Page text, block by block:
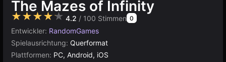
The Mazes of Infinity
★★★★★ 4.2 / 100 Stimmen 0
Entwickler: RandomGames
Spielausrichtung: Querformat
Plattformen: PC, Android, iOS